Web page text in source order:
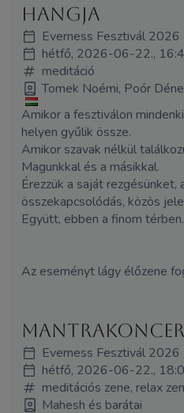
hangja
Everness Fesztivál 2026
hétfő, 2026-06-22.,
meditáció
Tomek Noémi, Poór
Amikor a fesztiválon
helyen gyűlik össze.
Amikor szavak nélkül
Magunkkal és a másikkal.
Érezzük a saját
összekapcsolódás, közös
Együtt, ebben a finom térben.
Az eseményt lágy élőzene
Everness Fesztivál 2026
hétfő, 2026-06-22.,
meditációs zene, relax
Mahesh és barátai